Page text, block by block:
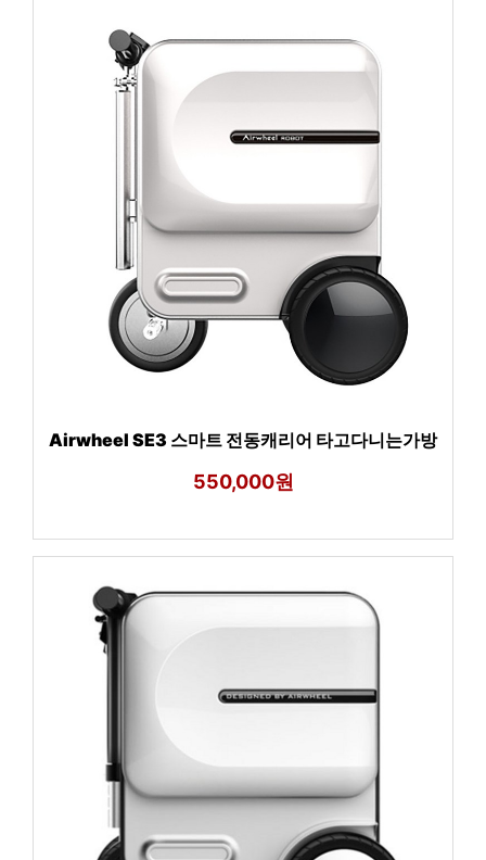
Airwheel SE3 스마트 전동캐리어 타고다니는가방
550,000원